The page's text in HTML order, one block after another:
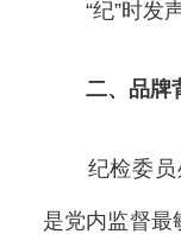
“纪”时发
二、品牌
纪检委员处
是党内监督最